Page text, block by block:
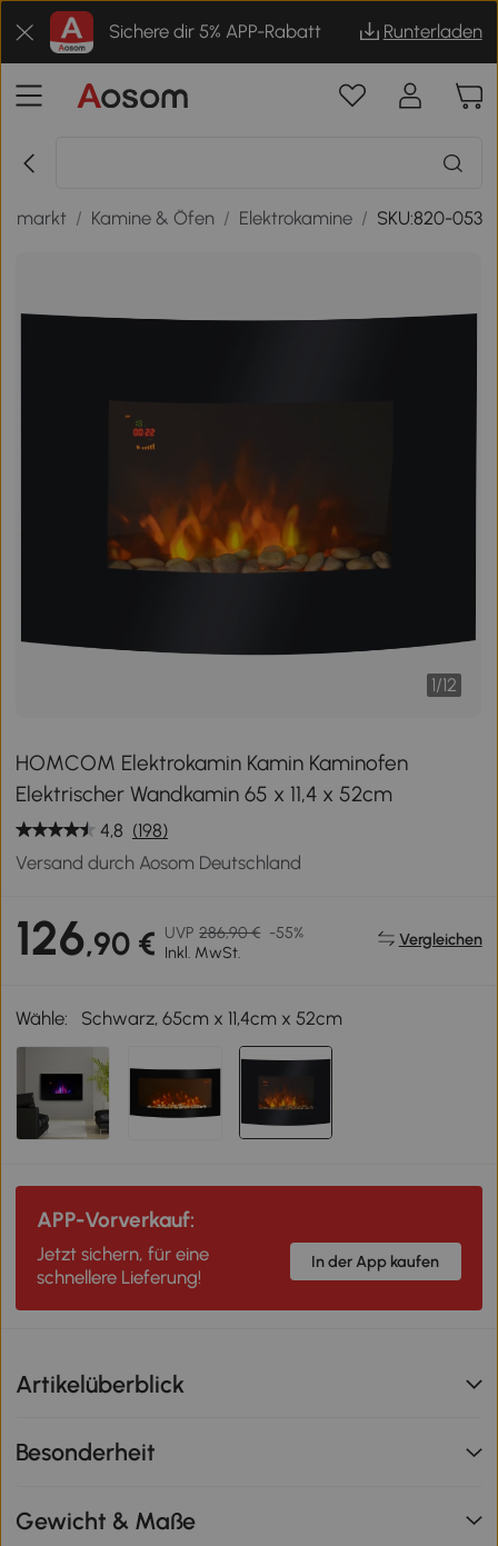
Sichere dir 5% APP-Rabatt Runterladen
/ Kamine & Öfen / Elektrokamine / SKU:820-053
1/12
HOMCOM Elektrokamin Kamin Kaminofen
Elektrischer Wandkamin 65 x 11,4 x 52cm
4,8 (198)
Versand durch Aosom Deutschland
126,90 € UVP 286,90 € -55%
Inkl. MwSt.
Vergleichen
Wähle: Schwarz, 65cm x 11,4cm x 52cm
APP-Vorverkauf:
Jetzt sichern, für eine
schnellere Lieferung!
In der App kaufen
Artikelüberblick
Besonderheit
Gewicht & Maße